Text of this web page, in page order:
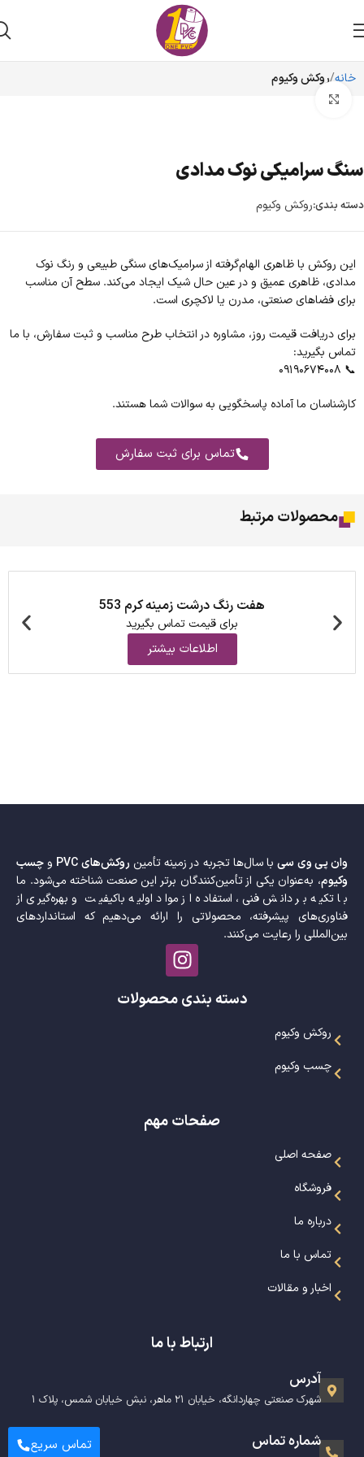
خانه روکش وکیوم
سنگ سرامیکی نوک مدادی
دسته بندی:روکش وکیوم
این روکش با ظاهری الهام‌گرفته از سرامیک‌های سنگی طبیعی و رنگ نوک
مدادی، ظاهری عمیق و در عین حال شیک ایجاد می‌کند. سطح آن مناسب
برای فضاهای صنعتی، مدرن یا لاکچری است.
برای دریافت قیمت روز، مشاوره در انتخاب طرح مناسب و ثبت سفارش، با ما
تماس بگیرید:
📞 ۰۹۱۹۰۶۷۴۰۰۸
کارشناسان ما آماده پاسخگویی به سوالات شما هستند.
تماس برای ثبت سفارش
محصولات مرتبط
هفت رنگ درشت زمینه کرم 553
برای قیمت تماس بگیرید
اطلاعات بیشتر
وان پی وی سیبا سال‌ها تجربه در زمینه تأمین روکش‌های PVC وچسب
وکیوم، به‌عنوان یکی از تأمین‌کنندگان برتر این صنعت شناخته می‌شود. ما
با تکیه بر دانش فنی، استفاده از مواد اولیه باکیفیت و بهره‌گیری از
فناوری‌های پیشرفته، محصولاتی را ارائه می‌دهیم که استانداردهای
بین‌المللی را رعایت می‌کنند.
دسته بندی محصولات
روکش وکیوم
چسب وکیوم
صفحات مهم
صفحه اصلی
فروشگاه
درباره ما
تماس با ما
اخبار و مقالات
ارتباط با ما
آدرس
شهرک صنعتی چهاردانگه، خیابان ۲۱ ماهر، نبش خیابان شمس، پلاک ۱
شماره تماس تماس سریع